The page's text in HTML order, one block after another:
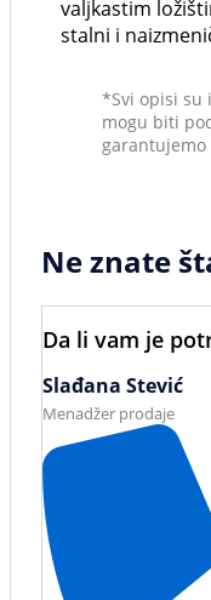
valjkastim
stalni i
*Svi opisi su
mogu biti
Ne znate
Da li vam je
Slađana Stević
Menadžer prodaje